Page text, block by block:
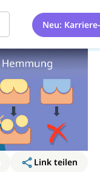
Neu:
Link teilen